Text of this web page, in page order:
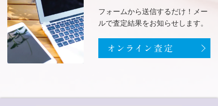
フォームから送信するだけ！メー
ルで査定結果をお知らせします。